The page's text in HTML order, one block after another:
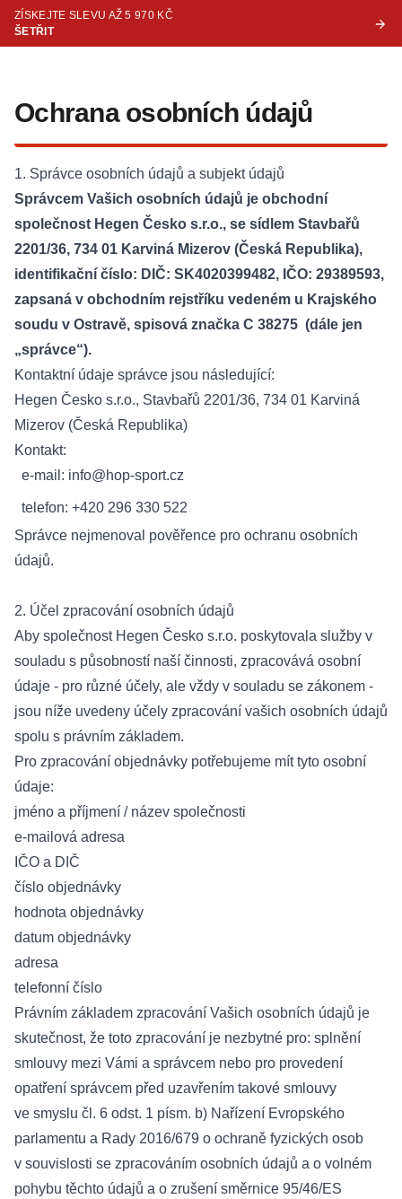
ZÍSKEJTE SLEVU AŽ 5 970 KČ
ŠETŘIT
Ochrana osobních údajů
1. Správce osobních údajů a subjekt údajů
Správcem Vašich osobních údajů je obchodní
společnost Hegen Česko s.r.o., se sídlem Stavbařů
2201/36, 734 01 Karviná Mizerov (Česká Republika),
identifikační číslo: DIČ: SK4020399482, IČO: 29389593,
zapsaná v obchodním rejstříku vedeném u Krajského
soudu v Ostravě, spisová značka C 38275 (dále jen
„správce“).
Kontaktní údaje správce jsou následující:
Hegen Česko s.r.o., Stavbařů 2201/36, 734 01 Karviná
Mizerov (Česká Republika)
Kontakt:
e-mail: info@hop-sport.cz
telefon: +420 296 330 522
Správce nejmenoval pověřence pro ochranu osobních
údajů.
​2. Účel zpracování osobních údajů
Aby společnost Hegen Česko s.r.o. poskytovala služby v
souladu s působností naší činnosti, zpracovává osobní
údaje - pro různé účely, ale vždy v souladu se zákonem -
jsou níže uvedeny účely zpracování vašich osobních údajů
spolu s právním základem.
Pro zpracování objednávky potřebujeme mít tyto osobní
údaje:
jméno a příjmení / název společnosti
e-mailová adresa
IČO a DIČ
číslo objednávky
hodnota objednávky
datum objednávky
adresa
telefonní číslo
Právním základem zpracování Vašich osobních údajů je
skutečnost, že toto zpracování je nezbytné pro: splnění
smlouvy mezi Vámi a správcem nebo pro provedení
opatření správcem před uzavřením takové smlouvy
ve smyslu čl. 6 odst. 1 písm. b) Nařízení Evropského
parlamentu a Rady 2016/679 o ochraně fyzických osob
v souvislosti se zpracováním osobních údajů a o volném
pohybu těchto údajů a o zrušení směrnice 95/46/ES